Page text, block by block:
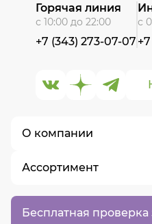
Бесплатная проверка
О компании
О нас
Контакты
Вакансии
Ассортимент
Горячая линия
с 10:00 до 22:00
+7 (343) 273-07-07
с